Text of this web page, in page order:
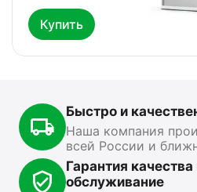
Автохолодильник
15 499 00 ₽
Показать
Купить
Быстро и
Наша компания
всей России и
Гарантия
обслуживание